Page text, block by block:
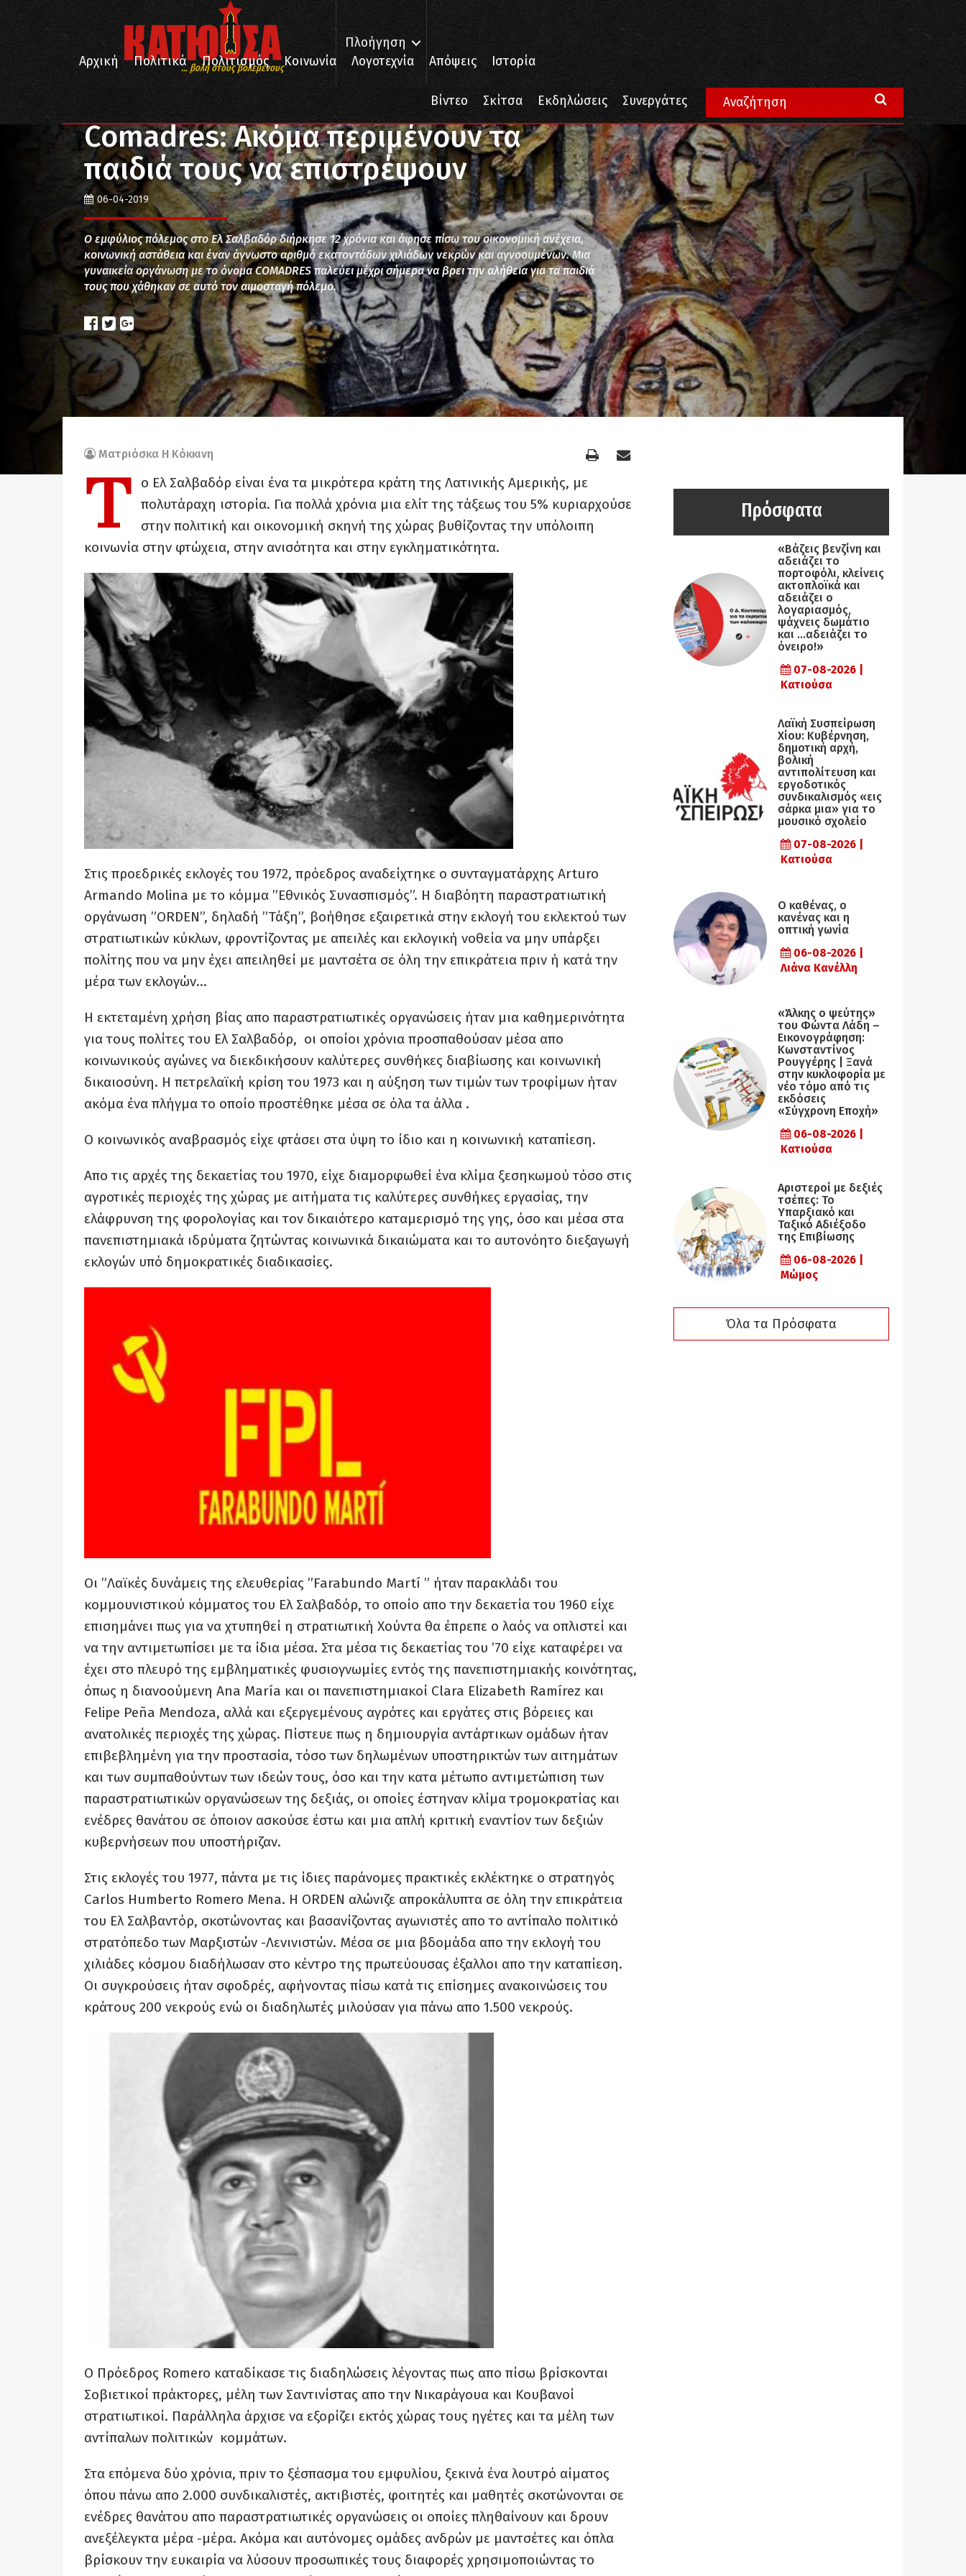
... βολή στους βολεμένους
Πλοήγηση
Αρχική
Πολιτικά Πολιτισμός Κοινωνία Λογοτεχνία Απόψεις Ιστορία
Βίντεο Σκίτσα Εκδηλώσεις Συνεργάτες
Πολιτικά Comadres: Ακόμα περιμένουν τα παιδιά τους να επιστρέψουν
Comadres: Ακόμα περιμένουν τα
παιδιά τους να επιστρέψουν
06-04-2019
Ο εμφύλιος πόλεμος στο Ελ Σαλβαδόρ διήρκησε 12 χρόνια και άφησε πίσω του οικονομική ανέχεια,
κοινωνική αστάθεια και έναν άγνωστο αριθμό εκατοντάδων χιλιάδων νεκρών και αγνοουμένων. Μια
γυναικεία οργάνωση με το όνομα COMADRES παλεύει μέχρι σήμερα να βρει την αλήθεια για τα παιδιά
τους που χάθηκαν σε αυτό τον αιμοσταγή πόλεμο.
Ματριόσκα Η Κόκκινη
Τ
ο Ελ Σαλβαδόρ είναι ένα τα μικρότερα κράτη της Λατινικής Αμερικής, με
πολυτάραχη ιστορία. Για πολλά χρόνια μια ελίτ της τάξεως του 5% κυριαρχούσε
στην πολιτική και οικονομική σκηνή της χώρας βυθίζοντας την υπόλοιπη
κοινωνία στην φτώχεια, στην ανισότητα και στην εγκληματικότητα.
Στις προεδρικές εκλογές του 1972, πρόεδρος αναδείχτηκε ο συνταγματάρχης Arturo
Armando Molina με το κόμμα ”Εθνικός Συνασπισμός”. Η διαβόητη παραστρατιωτική
οργάνωση ”ORDEN”, δηλαδή ”Τάξη”, βοήθησε εξαιρετικά στην εκλογή του εκλεκτού των
στρατιωτικών κύκλων, φροντίζοντας με απειλές και εκλογική νοθεία να μην υπάρξει
πολίτης που να μην έχει απειληθεί με μαντσέτα σε όλη την επικράτεια πριν ή κατά την
μέρα των εκλογών…
Η εκτεταμένη χρήση βίας απο παραστρατιωτικές οργανώσεις ήταν μια καθημερινότητα
για τους πολίτες του Ελ Σαλβαδόρ, οι οποίοι χρόνια προσπαθούσαν μέσα απο
κοινωνικούς αγώνες να διεκδικήσουν καλύτερες συνθήκες διαβίωσης και κοινωνική
δικαιοσύνη. Η πετρελαϊκή κρίση του 1973 και η αύξηση των τιμών των τροφίμων ήταν
ακόμα ένα πλήγμα το οποίο προστέθηκε μέσα σε όλα τα άλλα .
Ο κοινωνικός αναβρασμός είχε φτάσει στα ύψη το ίδιο και η κοινωνική καταπίεση.
Απο τις αρχές της δεκαετίας του 1970, είχε διαμορφωθεί ένα κλίμα ξεσηκωμού τόσο στις
αγροτικές περιοχές της χώρας με αιτήματα τις καλύτερες συνθήκες εργασίας, την
ελάφρυνση της φορολογίας και τον δικαιότερο καταμερισμό της γης, όσο και μέσα στα
πανεπιστημιακά ιδρύματα ζητώντας κοινωνικά δικαιώματα και το αυτονόητο διεξαγωγή
εκλογών υπό δημοκρατικές διαδικασίες.
Οι ”Λαϊκές δυνάμεις της ελευθερίας ”Farabundo Martí ” ήταν παρακλάδι του
κομμουνιστικού κόμματος του Ελ Σαλβαδόρ, το οποίο απο την δεκαετία του 1960 είχε
επισημάνει πως για να χτυπηθεί η στρατιωτική Χούντα θα έπρεπε ο λαός να οπλιστεί και
να την αντιμετωπίσει με τα ίδια μέσα. Στα μέσα τις δεκαετίας του ’70 είχε καταφέρει να
έχει στο πλευρό της εμβληματικές φυσιογνωμίες εντός της πανεπιστημιακής κοινότητας,
όπως η διανοούμενη Ana María και οι πανεπιστημιακοί Clara Elizabeth Ramírez και
Felipe Peña Mendoza, αλλά και εξεργεμένους αγρότες και εργάτες στις βόρειες και
ανατολικές περιοχές της χώρας. Πίστευε πως η δημιουργία αντάρτικων ομάδων ήταν
επιβεβλημένη για την προστασία, τόσο των δηλωμένων υποστηρικτών των αιτημάτων
και των συμπαθούντων των ιδεών τους, όσο και την κατα μέτωπο αντιμετώπιση των
παραστρατιωτικών οργανώσεων της δεξιάς, οι οποίες έστηναν κλίμα τρομοκρατίας και
ενέδρες θανάτου σε όποιον ασκούσε έστω και μια απλή κριτική εναντίον των δεξιών
κυβερνήσεων που υποστήριζαν.
Στις εκλογές του 1977, πάντα με τις ίδιες παράνομες πρακτικές εκλέκτηκε ο στρατηγός
Carlos Humberto Romero Mena. Η ORDEN αλώνιζε απροκάλυπτα σε όλη την επικράτεια
του Ελ Σαλβαντόρ, σκοτώνοντας και βασανίζοντας αγωνιστές απο το αντίπαλο πολιτικό
στρατόπεδο των Μαρξιστών -Λενινιστών. Μέσα σε μια βδομάδα απο την εκλογή του
χιλιάδες κόσμου διαδήλωσαν στο κέντρο της πρωτεύουσας έξαλλοι απο την καταπίεση.
Οι συγκρούσεις ήταν σφοδρές, αφήνοντας πίσω κατά τις επίσημες ανακοινώσεις του
κράτους 200 νεκρούς ενώ οι διαδηλωτές μιλούσαν για πάνω απο 1.500 νεκρούς.
Ο Πρόεδρος Romero καταδίκασε τις διαδηλώσεις λέγοντας πως απο πίσω βρίσκονται
Σοβιετικοί πράκτορες, μέλη των Σαντινίστας απο την Νικαράγουα και Κουβανοί
στρατιωτικοί. Παράλληλα άρχισε να εξορίζει εκτός χώρας τους ηγέτες και τα μέλη των
αντίπαλων πολιτικών κομμάτων.
Στα επόμενα δύο χρόνια, πριν το ξέσπασμα του εμφυλίου, ξεκινά ένα λουτρό αίματος
όπου πάνω απο 2.000 συνδικαλιστές, ακτιβιστές, φοιτητές και μαθητές σκοτώνονται σε
ενέδρες θανάτου απο παραστρατιωτικές οργανώσεις οι οποίες πληθαίνουν και δρουν
ανεξέλεγκτα μέρα -μέρα. Ακόμα και αυτόνομες ομάδες ανδρών με μαντσέτες και όπλα
βρίσκουν την ευκαιρία να λύσουν προσωπικές τους διαφορές χρησιμοποιώντας το
Πρόσφατα
«Βάζεις βενζίνη και
αδειάζει το
πορτοφόλι, κλείνεις
ακτοπλοϊκά και
αδειάζει ο
λογαριασμός,
ψάχνεις δωμάτιο
και …αδειάζει το
όνειρο!»
07-08-2026 |
Κατιούσα
Λαϊκή Συσπείρωση
Χίου: Κυβέρνηση,
δημοτική αρχή,
βολική
αντιπολίτευση και
εργοδοτικός
συνδικαλισμός «εις
σάρκα μια» για το
μουσικό σχολείο
07-08-2026 |
Κατιούσα
Ο καθένας, ο
κανένας και η
οπτική γωνία
06-08-2026 |
Λιάνα Κανέλλη
«Άλκης ο ψεύτης»
του Φώντα Λάδη –
Εικονογράφηση:
Κωνσταντίνος
Ρουγγέρης | Ξανά
στην κυκλοφορία με
νέο τόμο από τις
εκδόσεις
«Σύγχρονη Εποχή»
06-08-2026 |
Κατιούσα
Αριστεροί με δεξιές
τσέπες: Το
Υπαρξιακό και
Ταξικό Αδιέξοδο
της Επιβίωσης
06-08-2026 |
Μώμος
Όλα τα Πρόσφατα